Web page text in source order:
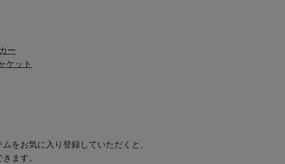
ー
ケット
をお気に入り登録していただくと、
ます。